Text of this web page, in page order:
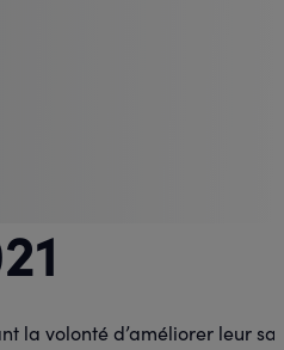
la volonté d’améliorer leur